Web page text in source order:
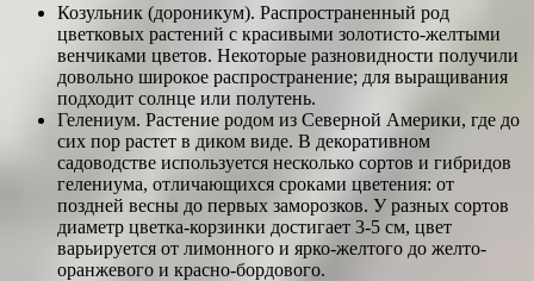
Козульник (дороникум). Распространенный род
цветковых растений с красивыми золотисто-желтыми
венчиками цветов. Некоторые разновидности получили
довольно широкое распространение; для выращивания
подходит солнце или полутень.
Гелениум. Растение родом из Северной Америки, где до
сих пор растет в диком виде. В декоративном
садоводстве используется несколько сортов и гибридов
гелениума, отличающихся сроками цветения: от
поздней весны до первых заморозков. У разных сортов
диаметр цветка-корзинки достигает 3-5 см, цвет
варьируется от лимонного и ярко-желтого до желто-
оранжевого и красно-бордового.